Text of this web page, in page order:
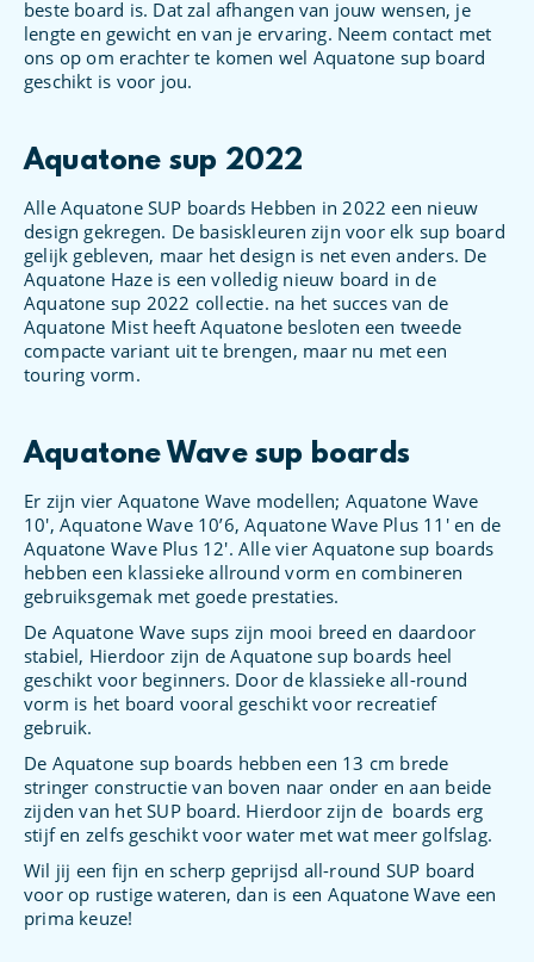
beste board is. Dat zal afhangen van jouw wensen, je
lengte en gewicht en van je ervaring. Neem contact met
ons op om erachter te komen wel Aquatone sup board
geschikt is voor jou.
Aquatone sup 2022
Alle Aquatone SUP boards Hebben in 2022 een nieuw
design gekregen. De basiskleuren zijn voor elk sup board
gelijk gebleven, maar het design is net even anders. De
Aquatone Haze is een volledig nieuw board in de
Aquatone sup 2022 collectie. na het succes van de
Aquatone Mist heeft Aquatone besloten een tweede
compacte variant uit te brengen, maar nu met een
touring vorm.
Aquatone Wave sup boards
Er zijn vier Aquatone Wave modellen; Aquatone Wave
10′, Aquatone Wave 10’6, Aquatone Wave Plus 11′ en de
Aquatone Wave Plus 12′. Alle vier Aquatone sup boards
hebben een klassieke allround vorm en combineren
gebruiksgemak met goede prestaties.
De Aquatone Wave sups zijn mooi breed en daardoor
stabiel, Hierdoor zijn de Aquatone sup boards heel
geschikt voor beginners. Door de klassieke all-round
vorm is het board vooral geschikt voor recreatief
gebruik.
De Aquatone sup boards hebben een 13 cm brede
stringer constructie van boven naar onder en aan beide
zijden van het SUP board. Hierdoor zijn de boards erg
stijf en zelfs geschikt voor water met wat meer golfslag.
Wil jij een fijn en scherp geprijsd all-round SUP board
voor op rustige wateren, dan is een Aquatone Wave een
prima keuze!